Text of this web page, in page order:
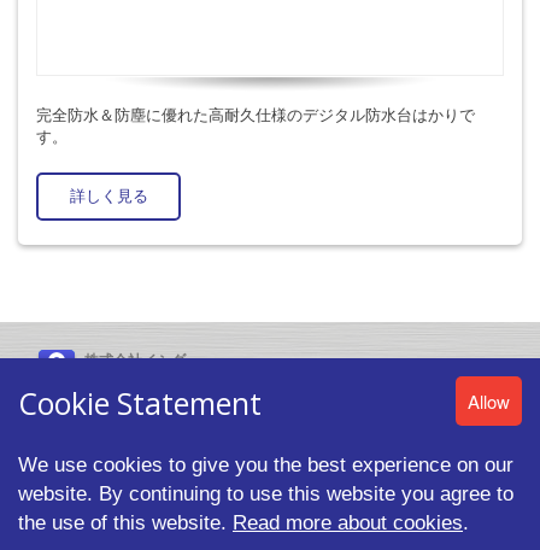
完全防水＆防塵に優れた高耐久仕様のデジタル防水台はかりで
す。
詳しく見る
株式会社イシダ
© 2026 ISHIDA CO.,LTD. All rights reserved. |プライバシーポリシ
ー
Cookie Statement Allow
We use cookies to give you the best experience on our
website. By continuing to use this website you agree to
the use of this website. Read more about cookies.